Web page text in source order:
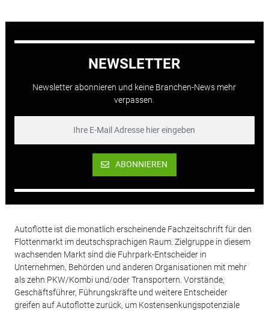
NEWSLETTER
Newsletter abonnieren und keine Branchen-News mehr
verpassen.
ABONNIEREN
Autoflotte ist die monatlich erscheinende Fachzeitschrift für den
Flottenmarkt im deutschsprachigen Raum. Zielgruppe in diesem
wachsenden Markt sind die Fuhrpark-Entscheider in
Unternehmen, Behörden und anderen Organisationen mit mehr
als zehn PKW/Kombi und/oder Transportern. Vorstände,
Geschäftsführer, Führungskräfte und weitere Entscheider
greifen auf Autoflotte zurück, um Kostensenkungspotenziale